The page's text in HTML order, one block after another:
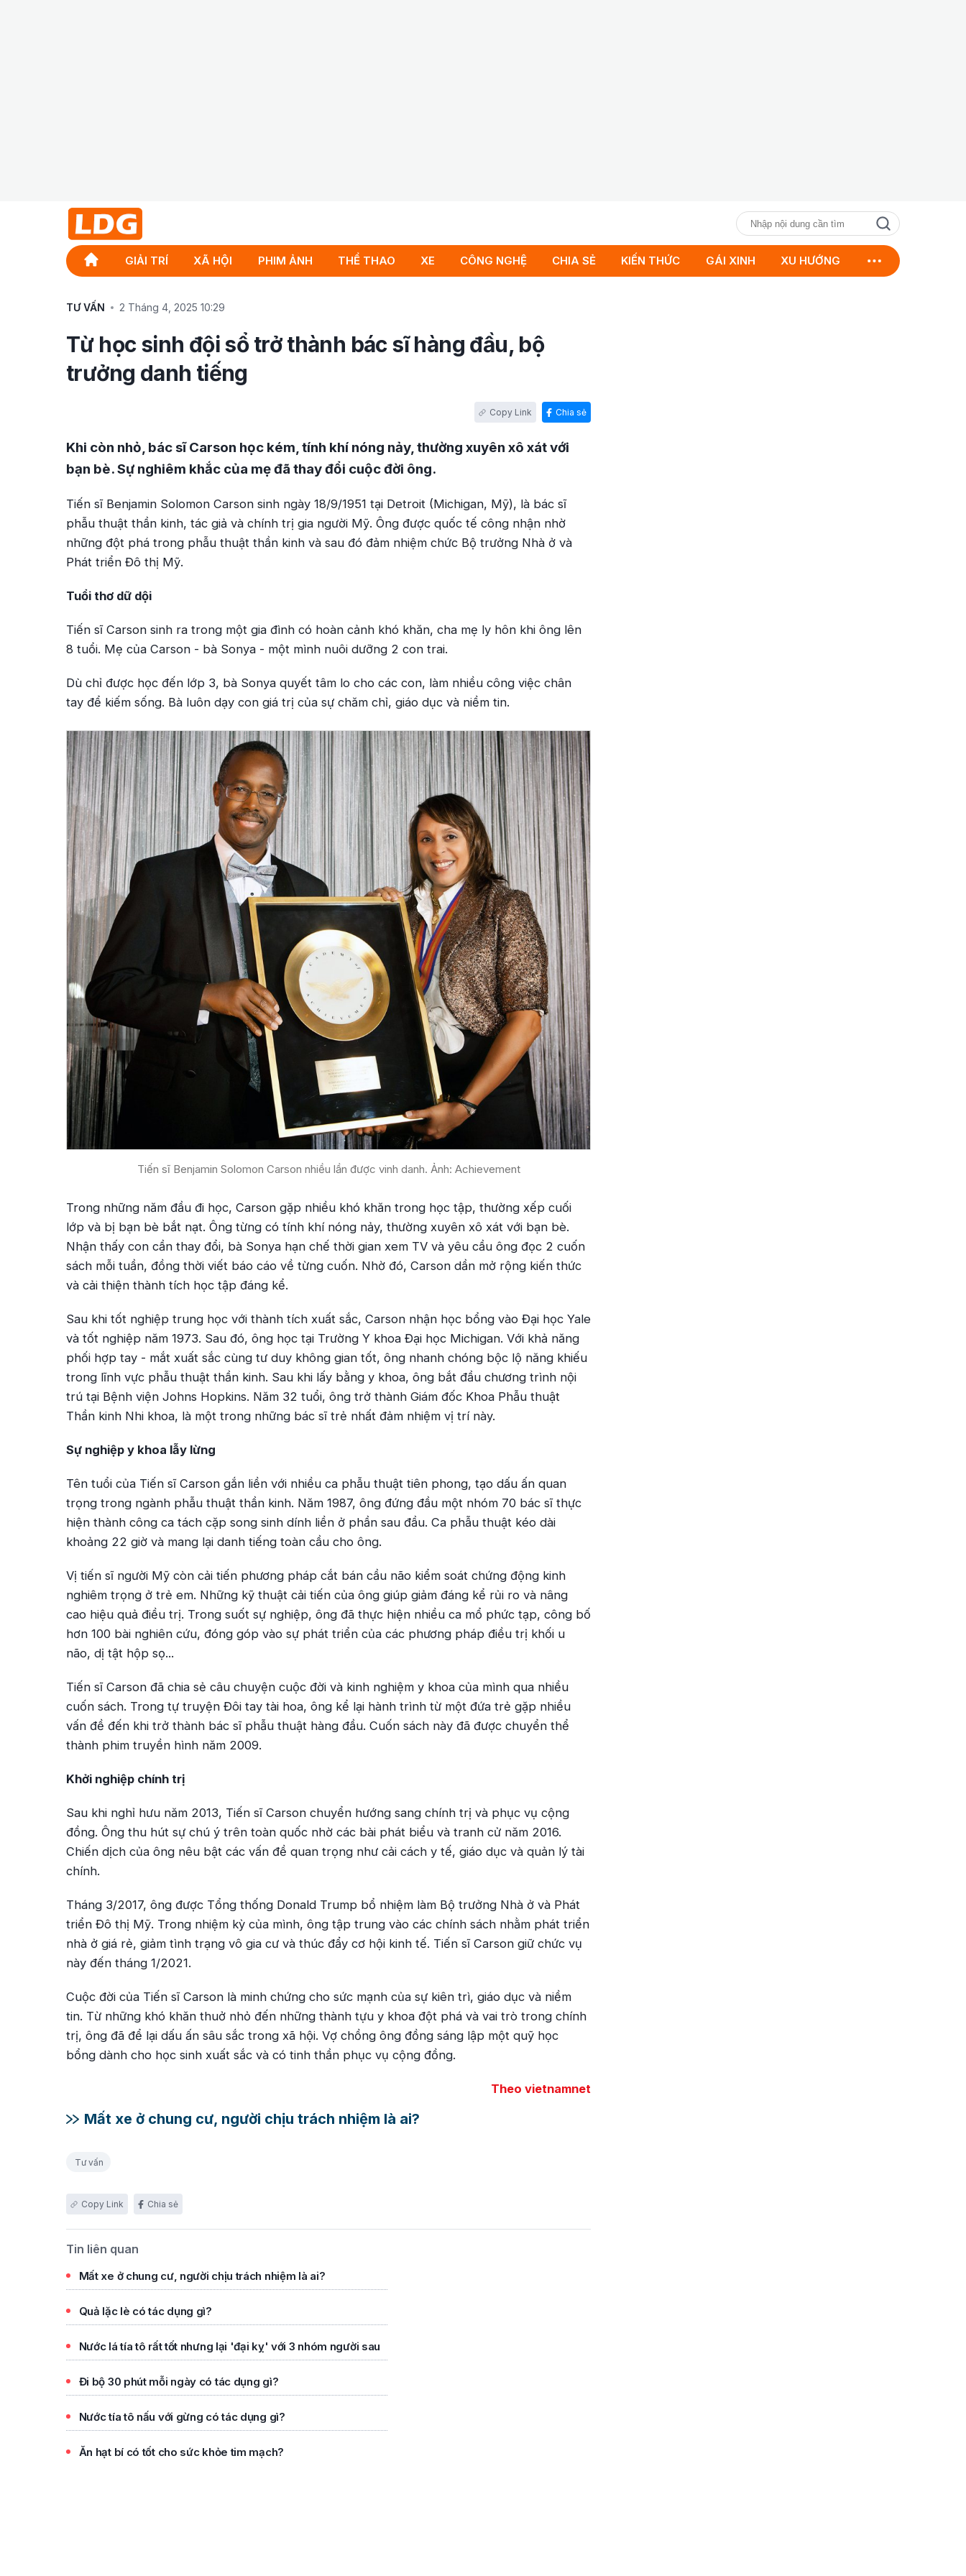
GIẢI TRÍ XÃ HỘI PHIM ẢNH THỂ THAO XE CÔNG NGHỆ CHIA SẺ KIẾN THỨC GÁI XINH XU HƯỚNG
TƯ VẤN 2 Tháng 4, 2025 10:29
Từ học sinh đội sổ trở thành bác sĩ hàng đầu, bộ
trưởng danh tiếng
Chia sẻ
Khi còn nhỏ, bác sĩ Carson học kém, tính khí nóng nảy, thường xuyên xô xát với
bạn bè. Sự nghiêm khắc của mẹ đã thay đổi cuộc đời ông.
Tiến sĩ Benjamin Solomon Carson sinh ngày 18/9/1951 tại Detroit (Michigan, Mỹ), là bác sĩ
phẫu thuật thần kinh, tác giả và chính trị gia người Mỹ. Ông được quốc tế công nhận nhờ
những đột phá trong phẫu thuật thần kinh và sau đó đảm nhiệm chức Bộ trưởng Nhà ở và
Phát triển Đô thị Mỹ.
Tuổi thơ dữ dội
Tiến sĩ Carson sinh ra trong một gia đình có hoàn cảnh khó khăn, cha mẹ ly hôn khi ông lên
8 tuổi. Mẹ của Carson - bà Sonya - một mình nuôi dưỡng 2 con trai.
Dù chỉ được học đến lớp 3, bà Sonya quyết tâm lo cho các con, làm nhiều công việc chân
tay để kiếm sống. Bà luôn dạy con giá trị của sự chăm chỉ, giáo dục và niềm tin.
Tiến sĩ Benjamin Solomon Carson nhiều lần được vinh danh. Ảnh: Achievement
Trong những năm đầu đi học, Carson gặp nhiều khó khăn trong học tập, thường xếp cuối
lớp và bị bạn bè bắt nạt. Ông từng có tính khí nóng nảy, thường xuyên xô xát với bạn bè.
Nhận thấy con cần thay đổi, bà Sonya hạn chế thời gian xem TV và yêu cầu ông đọc 2 cuốn
sách mỗi tuần, đồng thời viết báo cáo về từng cuốn. Nhờ đó, Carson dần mở rộng kiến thức
và cải thiện thành tích học tập đáng kể.
Sau khi tốt nghiệp trung học với thành tích xuất sắc, Carson nhận học bổng vào Đại học Yale
và tốt nghiệp năm 1973. Sau đó, ông học tại Trường Y khoa Đại học Michigan. Với khả năng
phối hợp tay - mắt xuất sắc cùng tư duy không gian tốt, ông nhanh chóng bộc lộ năng khiếu
trong lĩnh vực phẫu thuật thần kinh. Sau khi lấy bằng y khoa, ông bắt đầu chương trình nội
trú tại Bệnh viện Johns Hopkins. Năm 32 tuổi, ông trở thành Giám đốc Khoa Phẫu thuật
Thần kinh Nhi khoa, là một trong những bác sĩ trẻ nhất đảm nhiệm vị trí này.
Sự nghiệp y khoa lẫy lừng
Tên tuổi của Tiến sĩ Carson gắn liền với nhiều ca phẫu thuật tiên phong, tạo dấu ấn quan
trọng trong ngành phẫu thuật thần kinh. Năm 1987, ông đứng đầu một nhóm 70 bác sĩ thực
hiện thành công ca tách cặp song sinh dính liền ở phần sau đầu. Ca phẫu thuật kéo dài
khoảng 22 giờ và mang lại danh tiếng toàn cầu cho ông.
Vị tiến sĩ người Mỹ còn cải tiến phương pháp cắt bán cầu não kiểm soát chứng động kinh
nghiêm trọng ở trẻ em. Những kỹ thuật cải tiến của ông giúp giảm đáng kể rủi ro và nâng
cao hiệu quả điều trị. Trong suốt sự nghiệp, ông đã thực hiện nhiều ca mổ phức tạp, công bố
hơn 100 bài nghiên cứu, đóng góp vào sự phát triển của các phương pháp điều trị khối u
não, dị tật hộp sọ...
Tiến sĩ Carson đã chia sẻ câu chuyện cuộc đời và kinh nghiệm y khoa của mình qua nhiều
cuốn sách. Trong tự truyện Đôi tay tài hoa, ông kể lại hành trình từ một đứa trẻ gặp nhiều
vấn đề đến khi trở thành bác sĩ phẫu thuật hàng đầu. Cuốn sách này đã được chuyển thể
thành phim truyền hình năm 2009.
Khởi nghiệp chính trị
Sau khi nghỉ hưu năm 2013, Tiến sĩ Carson chuyển hướng sang chính trị và phục vụ cộng
đồng. Ông thu hút sự chú ý trên toàn quốc nhờ các bài phát biểu và tranh cử năm 2016.
Chiến dịch của ông nêu bật các vấn đề quan trọng như cải cách y tế, giáo dục và quản lý tài
chính.
Tháng 3/2017, ông được Tổng thống Donald Trump bổ nhiệm làm Bộ trưởng Nhà ở và Phát
triển Đô thị Mỹ. Trong nhiệm kỳ của mình, ông tập trung vào các chính sách nhằm phát triển
nhà ở giá rẻ, giảm tình trạng vô gia cư và thúc đẩy cơ hội kinh tế. Tiến sĩ Carson giữ chức vụ
này đến tháng 1/2021.
Cuộc đời của Tiến sĩ Carson là minh chứng cho sức mạnh của sự kiên trì, giáo dục và niềm
tin. Từ những khó khăn thuở nhỏ đến những thành tựu y khoa đột phá và vai trò trong chính
trị, ông đã để lại dấu ấn sâu sắc trong xã hội. Vợ chồng ông đồng sáng lập một quỹ học
bổng dành cho học sinh xuất sắc và có tinh thần phục vụ cộng đồng.
Theo vietnamnet
Mất xe ở chung cư, người chịu trách nhiệm là ai?
Tư vấn
Chia sẻ
Tin liên quan
Mất xe ở chung cư, người chịu trách nhiệm là ai?
Quả lặc lè có tác dụng gì?
Nước lá tía tô rất tốt nhưng lại 'đại kỵ' với 3 nhóm người sau
Đi bộ 30 phút mỗi ngày có tác dụng gì?
Nước tía tô nấu với gừng có tác dụng gì?
Ăn hạt bí có tốt cho sức khỏe tim mạch?